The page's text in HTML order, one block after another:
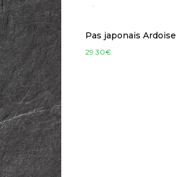
Pas japonais Ardoise
29.30€